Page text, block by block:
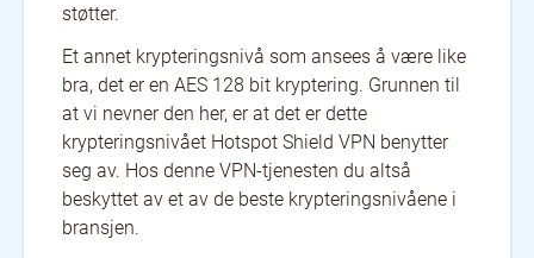
Malta
Myanmar [Burma]
Nepal
Netherlands
New Zealand
Norway
Pakistan
Panama
Peru
Philippines
Poland
Portugal
Romania
Russia
Serbia
Singapore
Slovakia
Slovenia
South Korea
Spain
støtter.
Et annet krypteringsnivå som ansees å være like
bra, det er en AES 128 bit kryptering. Grunnen til
at vi nevner den her, er at det er dette
krypteringsnivået Hotspot Shield VPN benytter
seg av. Hos denne VPN-tjenesten du altså
beskyttet av et av de beste krypteringsnivåene i
bransjen.